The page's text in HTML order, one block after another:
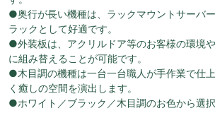
●奥行が長い機種は、ラックマウントサーバ
ラックとして好適です。
●外装板は、アクリルドア等のお客様の環境
に組み替えることが可能です。
●木目調の機種は一台一台職人が手作業で仕
く癒しの空間を演出します。
●ホワイト／ブラック／木目調のお色から選択